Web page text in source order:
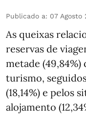
Publicado a: 07 Agosto
As queixas
reservas de
metade (49,84%)
turismo,
(18,14%) e pelos
alojamento